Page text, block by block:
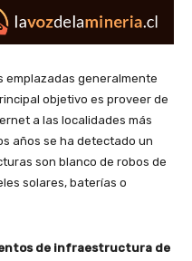
emplazadas generalmente
objetivo es proveer de
a las localidades más
años se ha detectado un
son blanco de robos de
solares, baterías o
de infraestructura de